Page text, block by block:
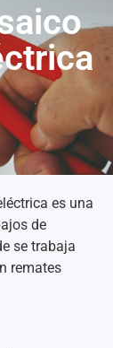
es una
de
se trabaja
remates